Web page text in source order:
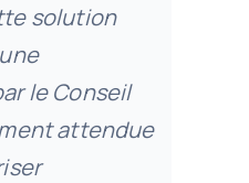
solution
le Conseil
attendue